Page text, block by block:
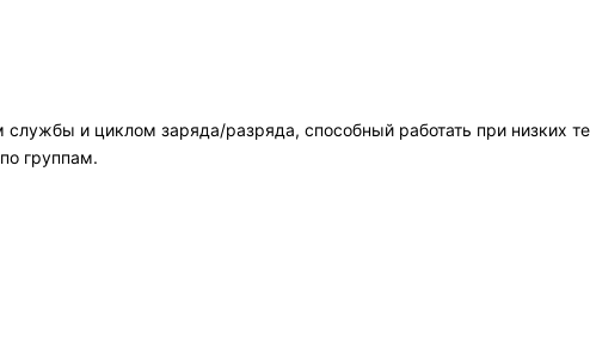
и циклом заряда/разряда, способный работать при низких
группам.